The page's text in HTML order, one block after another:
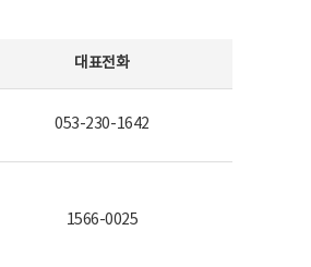
대표전화
053-230-1642
1566-0025